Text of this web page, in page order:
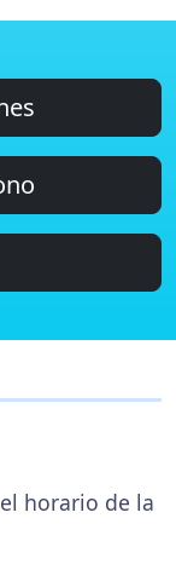
horario de la